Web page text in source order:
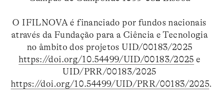
O IFILNOVA é financiado por fundos nacionais
através da Fundação para a Ciência e Tecnologia
no âmbito dos projetos UID/00183/2025
https://doi.org/10.54499/UID/00183/2025 e
UID/PRR/00183/2025
https://doi.org/10.54499/UID/PRR/00183/2025.